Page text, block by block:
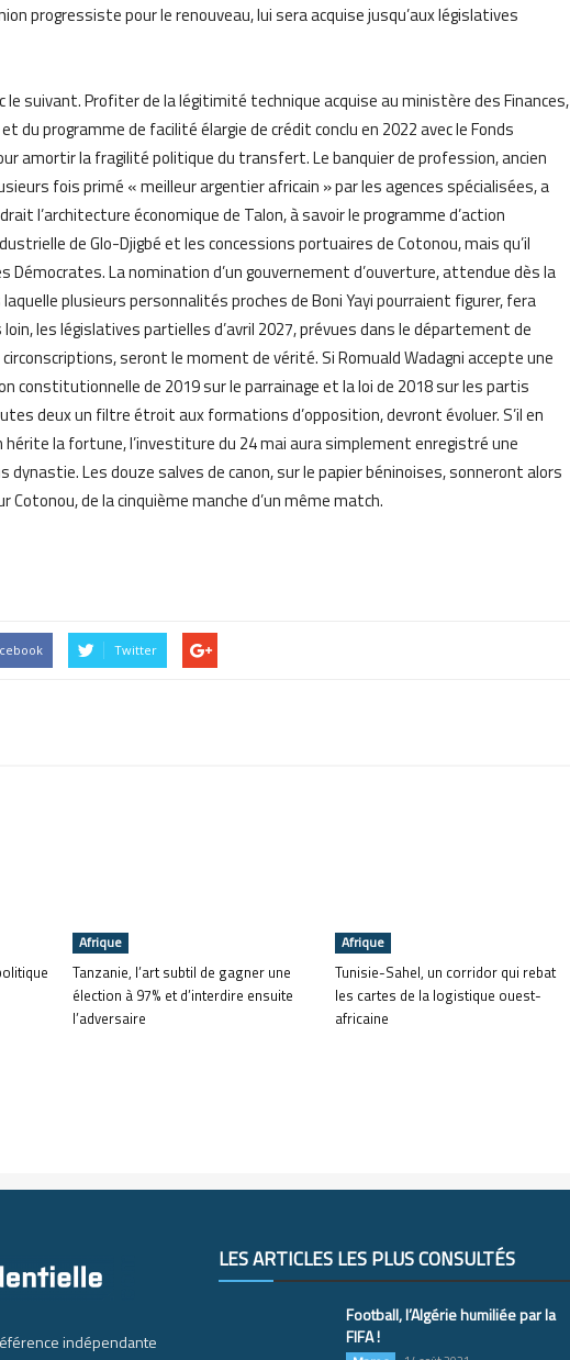
progressiste pour le renouveau, lui sera acquise jusqu’aux législatives
le suivant. Profiter de la légitimité technique acquise au ministère des Finances,
du programme de facilité élargie de crédit conclu en 2022 avec le Fonds
amortir la fragilité politique du transfert. Le banquier de profession, ancien
fois primé « meilleur argentier africain » par les agences spécialisées, a
l’architecture économique de Talon, à savoir le programme d’action
de Glo-Djigbé et les concessions portuaires de Cotonou, mais qu’il
Démocrates. La nomination d’un gouvernement d’ouverture, attendue dès la
plusieurs personnalités proches de Boni Yayi pourraient figurer, fera
les législatives partielles d’avril 2027, prévues dans le département de
seront le moment de vérité. Si Romuald Wadagni accepte une
constitutionnelle de 2019 sur le parrainage et la loi de 2018 sur les partis
deux un filtre étroit aux formations d’opposition, devront évoluer. S’il en
hérite la fortune, l’investiture du 24 mai aura simplement enregistré une
dynastie. Les douze salves de canon, sur le papier béninoises, sonneront alors
Cotonou, de la cinquième manche d’un même match.
Twitter
Afrique
Tanzanie, l’art subtil de gagner une
élection à 97% et d’interdire ensuite
l’adversaire
Afrique
Tunisie-Sahel, un corridor qui rebat
les cartes de la logistique ouest-
africaine
indépendante
LES ARTICLES LES PLUS CONSULTÉS
Football, l’Algérie humiliée par la
FIFA !